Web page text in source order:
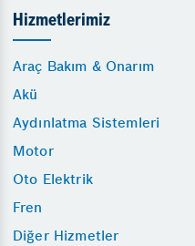
Hizmetlerimiz
Araç Bakım & Onarım
Akü
Aydınlatma Sistemleri
Motor
Oto Elektrik
Fren
Diğer Hizmetler